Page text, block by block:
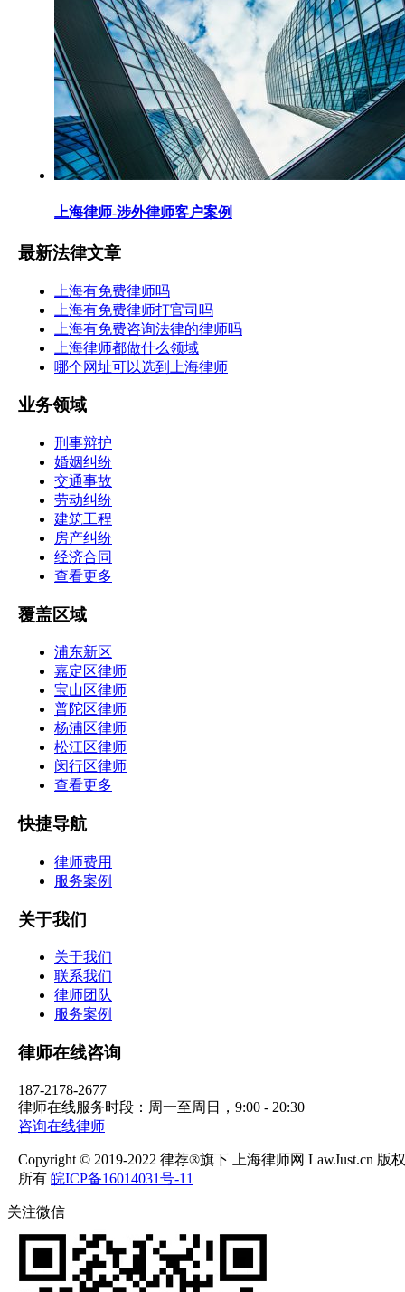
上海律师-涉外律师客户案例
最新法律文章
上海有免费律师吗
上海有免费律师打官司吗
上海有免费咨询法律的律师吗
上海律师都做什么领域
哪个网址可以选到上海律师
业务领域
刑事辩护
婚姻纠纷
交通事故
劳动纠纷
建筑工程
房产纠纷
经济合同
查看更多
覆盖区域
浦东新区
嘉定区律师
宝山区律师
普陀区律师
杨浦区律师
松江区律师
闵行区律师
查看更多
快捷导航
律师费用
服务案例
关于我们
关于我们
联系我们
律师团队
服务案例
律师在线咨询
187-2178-2677
律师在线服务时段：周一至周日，9:00 - 20:30
咨询在线律师
Copyright © 2019-2022 律荐®旗下 上海律师网 LawJust.cn 版权
所有 皖ICP备16014031号-11
关注微信